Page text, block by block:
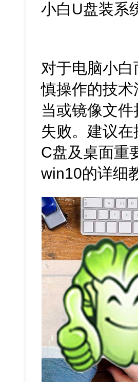
小白U盘装系
对于电脑小
慎操作的技
当或镜像文
失败。建议
C盘及桌面重
win10的详细